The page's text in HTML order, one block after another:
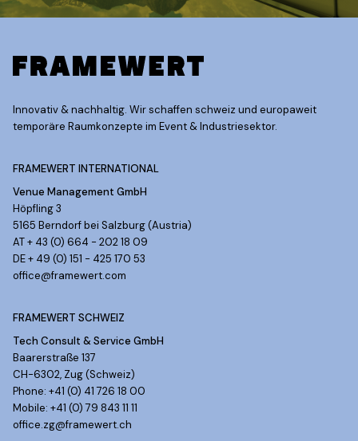
Innovativ & nachhaltig. Wir schaffen schweiz und europaweit
temporäre Raumkonzepte im Event & Industriesektor.
FRAMEWERT INTERNATIONAL
Venue Management GmbH
Höpfling 3
5165 Berndorf bei Salzburg (Austria)
AT + 43 (0) 664 - 202 18 09
DE + 49 (0) 151 - 425 170 53
office@framewert.com
FRAMEWERT SCHWEIZ
Tech Consult & Service GmbH
Baarerstraße 137
CH-6302, Zug (Schweiz)
Phone: +41 (0) 41 726 18 00
Mobile: +41 (0) 79 843 11 11
office.zg@framewert.ch